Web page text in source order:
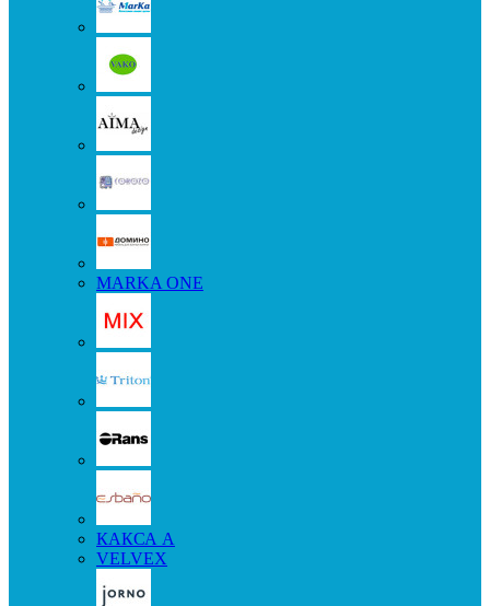
MARKA ONE
КАКСА А
VELVEX